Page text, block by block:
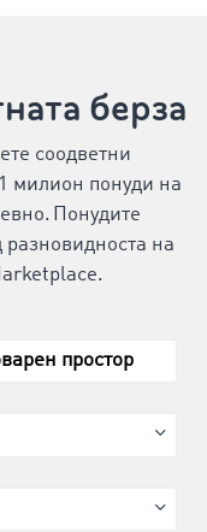
берза
соодветни
милион понуди на
Понудите
разновидноста на
простор